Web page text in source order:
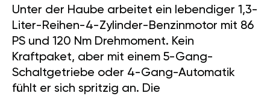
Unter der Haube arbeitet ein lebendiger 1,3-
Liter-Reihen-4-Zylinder-Benzinmotor mit 86
PS und 120 Nm Drehmoment. Kein
Kraftpaket, aber mit einem 5-Gang-
Schaltgetriebe oder 4-Gang-Automatik
fühlt er sich spritzig an. Die